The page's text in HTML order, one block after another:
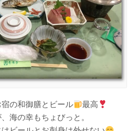
の和御膳とビール
最高
海の幸もちょびっと。